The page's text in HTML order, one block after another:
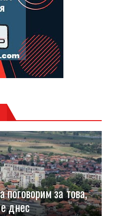
за това,
днес